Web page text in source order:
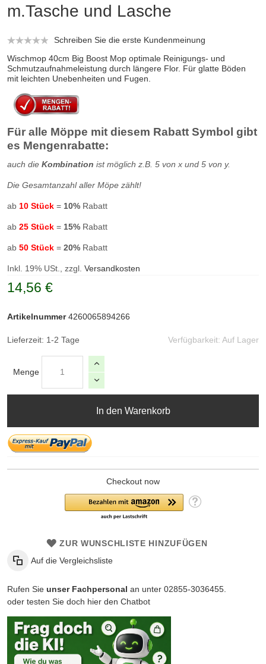
m.Tasche und Lasche
Schreiben Sie die erste Kundenmeinung
Wischmop 40cm Big Boost Mop optimale Reinigungs- und
Schmutzaufnahmeleistung durch längere Flor. Für glatte Böden
mit leichten Unebenheiten und Fugen.
Für alle Möppe mit diesem Rabatt Symbol gibt
es Mengenrabatte:
auch die Kombination ist möglich z.B. 5 von x und 5 von y.
Die Gesamtanzahl aller Möpe zählt!
ab 10 Stück = 10% Rabatt
ab 25 Stück = 15% Rabatt
ab 50 Stück = 20% Rabatt
Inkl. 19% USt., zzgl. Versandkosten
14,56 €
Verfügbarkeit: Auf Lager
Artikelnummer 4260065894266
Lieferzeit: 1-2 Tage
Menge
In den Warenkorb
Checkout now
ZUR WUNSCHLISTE HINZUFÜGEN
Auf die Vergleichsliste
Rufen Sie unser Fachpersonal an unter 02855-3036455.
oder testen Sie doch hier den Chatbot